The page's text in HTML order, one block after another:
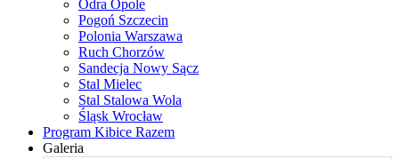
Odra Opole
Pogoń Szczecin
Polonia Warszawa
Ruch Chorzów
Sandecja Nowy Sącz
Stal Mielec
Stal Stalowa Wola
Śląsk Wrocław
Program Kibice Razem
Galeria